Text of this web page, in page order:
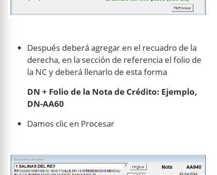
Después deberá agregar en el recuadro de la
derecha, en la sección de referencia el folio de
la NC y deberá llenarlo de esta forma
DN + Folio de la Nota de Crédito: Ejemplo,
DN-AA60
Damos clic en Procesar